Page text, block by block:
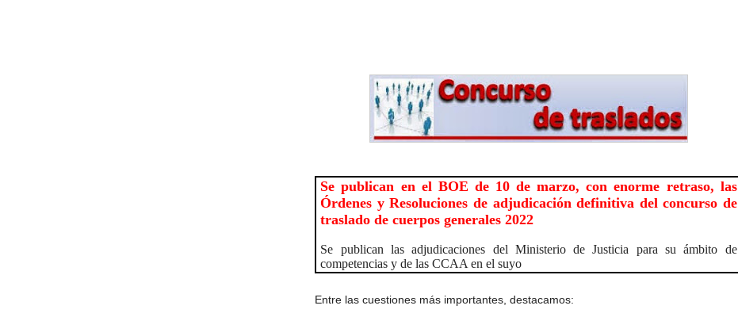
Se publican en el BOE de 10 de marzo, con enorme retraso, las
Órdenes y Resoluciones de adjudicación definitiva del concurso de
traslado de cuerpos generales 2022
Se publican las adjudicaciones del Ministerio de Justicia para su ámbito de
competencias y de las CCAA en el suyo
Entre las cuestiones más importantes, destacamos: